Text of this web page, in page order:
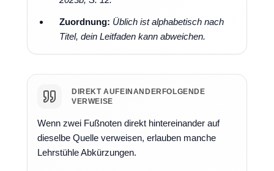
Zuordnung: Üblich ist alphabetisch nach
Titel, dein Leitfaden kann abweichen.
DIREKT AUFEINANDERFOLGENDE
VERWEISE
Wenn zwei Fußnoten direkt hintereinander auf
dieselbe Quelle verweisen, erlauben manche
Lehrstühle Abkürzungen.